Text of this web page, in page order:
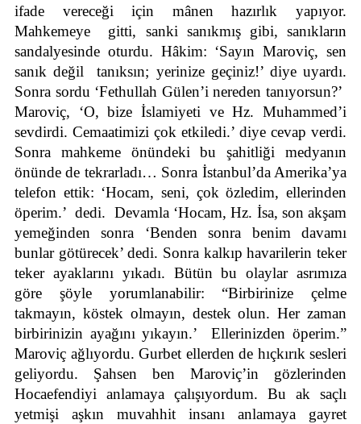
ifade vereceği için mânen hazırlık yapıyor.
Mahkemeye  gitti, sanki sanıkmış gibi, sanıkların
sandalyesinde oturdu. Hâkim: ‘Sayın Maroviç, sen
sanık değil  tanıksın; yerinize geçiniz!’ diye uyardı.
Sonra sordu ‘Fethullah Gülen’i nereden tanıyorsun?’
Maroviç, ‘O, bize İslamiyeti ve Hz. Muhammed’i
sevdirdi. Cemaatimizi çok etkiledi.’ diye cevap verdi.
Sonra mahkeme önündeki bu şahitliği medyanın
önünde de tekrarladı… Sonra İstanbul’da Amerika’ya
telefon ettik: ‘Hocam, seni, çok özledim, ellerinden
öperim.’  dedi.  Devamla ‘Hocam, Hz. İsa, son akşam
yemeğinden sonra ‘Benden sonra benim davamı
bunlar götürecek’ dedi. Sonra kalkıp havarilerin teker
teker ayaklarını yıkadı. Bütün bu olaylar asrımıza
göre şöyle yorumlanabilir: “Birbirinize çelme
takmayın, köstek olmayın, destek olun. Her zaman
birbirinizin ayağını yıkayın.’  Ellerinizden öperim.”
Maroviç ağlıyordu. Gurbet ellerden de hıçkırık sesleri
geliyordu. Şahsen ben Maroviç’in gözlerinden
Hocaefendiyi anlamaya çalışıyordum. Bu ak saçlı
yetmişi aşkın muvahhit insanı anlamaya gayret